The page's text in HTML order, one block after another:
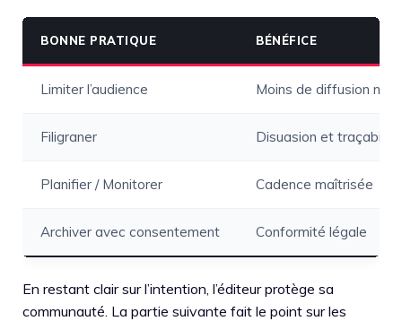
BONNE PRATIQUE BÉNÉFICE
Limiter l’audience Moins de diffusion non
Filigraner Disuasion et traçabilité
Planifier / Monitorer Cadence maîtrisée
Archiver avec consentement Conformité légale
En restant clair sur l’intention, l’éditeur protège sa
communauté. La partie suivante fait le point sur les